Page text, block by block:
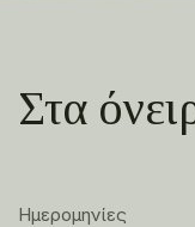
Στα
Ημερομηνίες